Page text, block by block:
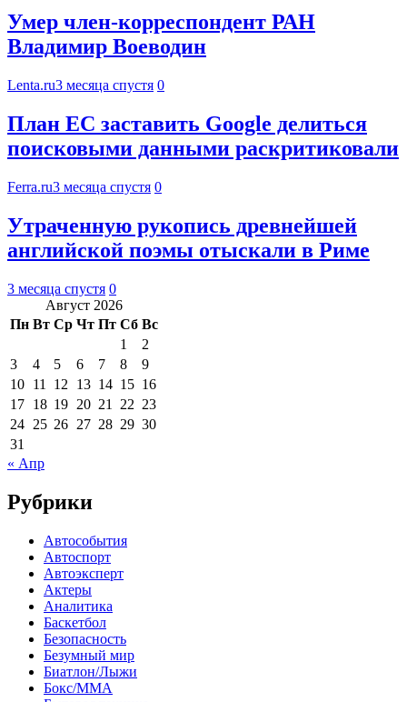
Умер член-корреспондент РАН
Владимир Воеводин
Lenta.ru3 месяца спустя 0
План ЕС заставить Google делиться
поисковыми данными раскритиковали
Ferra.ru3 месяца спустя 0
Утраченную рукопись древнейшей
английской поэмы отыскали в Риме
3 месяца спустя 0
Август 2026
Пн Вт Ср Чт Пт Сб Вс
1
2
3
4 5 6 7 8
9
10 11 12 13 14 15 16
17 18 19 20 21 22 23
24 25 26 27 28 29 30
31
« Апр
Рубрики
Автособытия
Автоспорт
Автоэксперт
Актеры
Аналитика
Баскетбол
Безопасность
Безумный мир
Биатлон/Лыжи
Бокс/MMA